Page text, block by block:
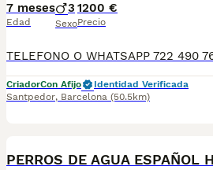
7 meses
Edad
3
Sexo
1200 €
Precio
CriadorCon Afijo
Identidad Verificada
Santpedor, Barcelona (50.5km)
PERROS DE AGUA ESPAÑOL